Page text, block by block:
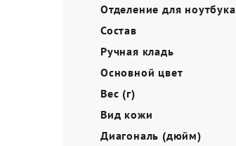
Отделение для ноутбука
Состав
Ручная кладь
Основной цвет
Вес (г)
Вид кожи
Диагональ (дюйм)